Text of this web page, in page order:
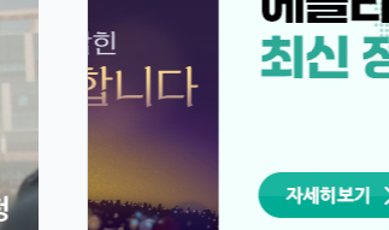
질병관리청장, 신종·고위